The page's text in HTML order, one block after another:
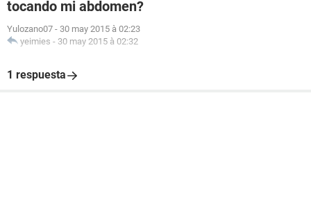
tocando mi abdomen?
Yulozano07 - 30 may 2015 à 02:23
yeimies - 30 may 2015 à 02:32
1 respuesta